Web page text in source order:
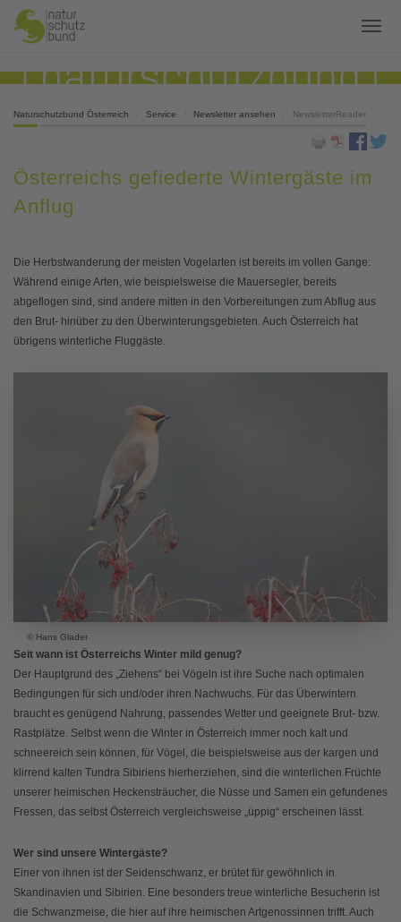
Naturschutzbund Österreich Service Newsletter ansehen NewsletterReader
Österreichs gefiederte Wintergäste im
Anflug
Die Herbstwanderung der meisten Vogelarten ist bereits im vollen Gange:
Während einige Arten, wie beispielsweise die Mauersegler, bereits
abgeflogen sind, sind andere mitten in den Vorbereitungen zum Abflug aus
den Brut- hinüber zu den Überwinterungsgebieten. Auch Österreich hat
übrigens winterliche Fluggäste.
© Hans Glader
Seit wann ist Österreichs Winter mild genug?
Der Hauptgrund des „Ziehens“ bei Vögeln ist ihre Suche nach optimalen
Bedingungen für sich und/oder ihren Nachwuchs. Für das Überwintern
braucht es genügend Nahrung, passendes Wetter und geeignete Brut- bzw.
Rastplätze. Selbst wenn die Winter in Österreich immer noch kalt und
schneereich sein können, für Vögel, die beispielsweise aus der kargen und
klirrend kalten Tundra Sibiriens hierherziehen, sind die winterlichen Früchte
unserer heimischen Heckensträucher, die Nüsse und Samen ein gefundenes
Fressen, das selbst Österreich vergleichsweise „üppig“ erscheinen lässt.
Wer sind unsere Wintergäste?
Einer von ihnen ist der Seidenschwanz, er brütet für gewöhnlich in
Skandinavien und Sibirien. Eine besonders treue winterliche Besucherin ist
die Schwanzmeise, die hier auf ihre heimischen Artgenossinnen trifft. Auch